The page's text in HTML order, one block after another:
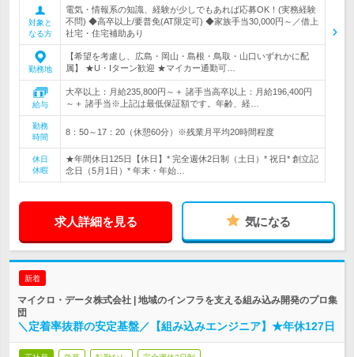
対象と
なる方
電気・情報系の知識、経験が少しでもあれば応募OK！(実務経験
不問) ◆高卒以上/要普免(AT限定可) ◆家族手当30,000円～／借上
社宅・住宅補助あり
勤務地
【希望を考慮し、広島・岡山・島根・鳥取・山口いずれかに配
属】 ★U・Iターン歓迎 ★マイカー通勤可…
給与
大卒以上：月給235,800円～＋ 諸手当高卒以上：月給196,400円
～＋ 諸手当※上記は最低保証額です。年齢、経…
勤務
時間
8：50～17：20（休憩60分）※残業月平均20時間程度
休日
休暇
★年間休日125日【休日】* 完全週休2日制（土日）* 祝日* 創立記
念日（5月1日）* 年末・年始…
求人詳細を見る 気になる
新着
マイクロ・データ株式会社 | 地域のインフラを支える組み込み開発のプロ集
団
＼定着率抜群の安定基盤／【組み込みエンジニア】★年休127日